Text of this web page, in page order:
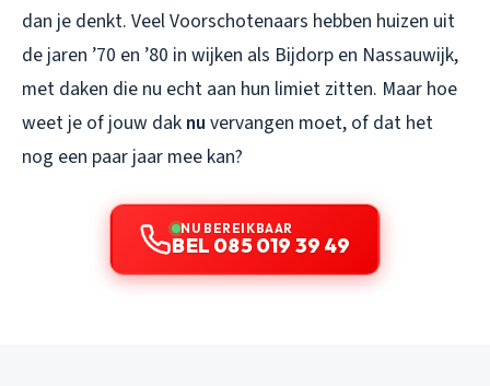
dan je denkt. Veel Voorschotenaars hebben huizen uit
de jaren ’70 en ’80 in wijken als Bijdorp en Nassauwijk,
met daken die nu echt aan hun limiet zitten. Maar hoe
weet je of jouw dak nu vervangen moet, of dat het
nog een paar jaar mee kan?
NU BEREIKBAAR
BEL 085 019 39 49